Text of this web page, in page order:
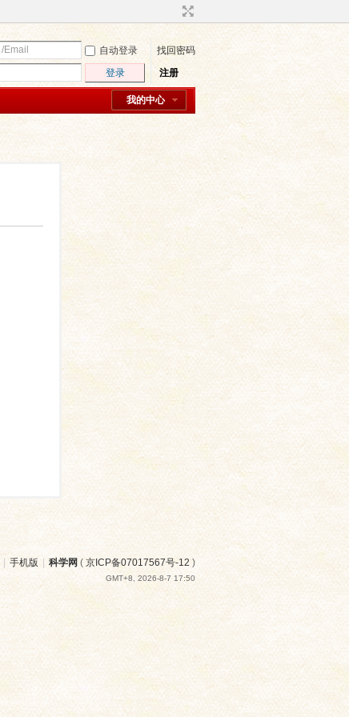
自动登录
找回密码
登录 注册
我的中心
| 手机版 | 科学网 ( 京ICP备07017567号-12 )
GMT+8, 2026-8-7 17:50